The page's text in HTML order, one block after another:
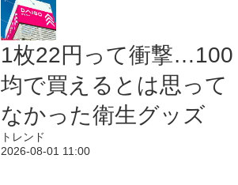
1枚22円って衝撃…100
均で買えるとは思って
なかった衛生グッズ
トレンド
2026-08-01 11:00